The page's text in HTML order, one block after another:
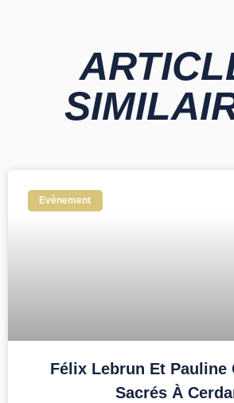
Evènement
Félix Lebrun Et Pauline
Sacrés À